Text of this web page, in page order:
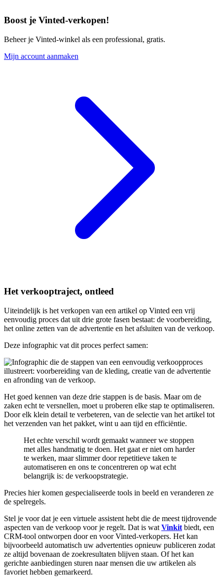
Boost je Vinted-verkopen!
Beheer je Vinted-winkel als een professional, gratis.
Mijn account aanmaken
Het verkooptraject, ontleed
Uiteindelijk is het verkopen van een artikel op Vinted een vrij
eenvoudig proces dat uit drie grote fasen bestaat: de voorbereiding,
het online zetten van de advertentie en het afsluiten van de verkoop.
Deze infographic vat dit proces perfect samen:
Het goed kennen van deze drie stappen is de basis. Maar om de
zaken echt te versnellen, moet u proberen elke stap te optimaliseren.
Door elk klein detail te verbeteren, van de selectie van het artikel tot
het verzenden van het pakket, wint u aan tijd en efficiëntie.
Het echte verschil wordt gemaakt wanneer we stoppen
met alles handmatig te doen. Het gaat er niet om harder
te werken, maar slimmer door repetitieve taken te
automatiseren en ons te concentreren op wat echt
belangrijk is: de verkoopstrategie.
Precies hier komen gespecialiseerde tools in beeld en veranderen ze
de spelregels.
Stel je voor dat je een virtuele assistent hebt die de meest tijdrovende
aspecten van de verkoop voor je regelt. Dat is wat Vinkit biedt, een
CRM-tool ontworpen door en voor Vinted-verkopers. Het kan
bijvoorbeeld automatisch uw advertenties opnieuw publiceren zodat
ze altijd bovenaan de zoekresultaten blijven staan. Of het kan
gerichte aanbiedingen sturen naar mensen die uw artikelen als
favoriet hebben gemarkeerd.